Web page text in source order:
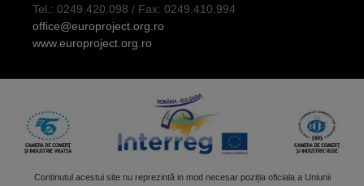
Tel.: 0249.420.098 / Fax: 0249.410.994
office@europroject.org.ro
www.europroject.org.ro
Continutul acestui site nu reprezintă in mod necesar poziția oficiala a Uniunii